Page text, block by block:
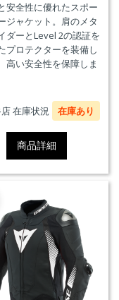
安全性に優れたスポー
ジャケット。肩のメタ
ダーとLevel 2の認証を
プロテクターを装備し
高い安全性を保障しま
在庫状況 在庫あり
商品詳細